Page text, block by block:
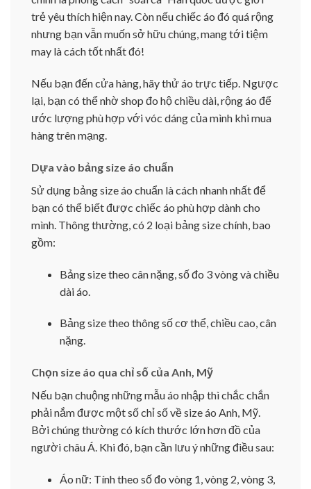
trẻ yêu thích hiện nay. Còn nếu chiếc áo đó quá rộng
nhưng bạn vẫn muốn sở hữu chúng, mang tới tiệm
may là cách tốt nhất đó!
Nếu bạn đến cửa hàng, hãy thử áo trực tiếp. Ngược
lại, bạn có thể nhờ shop đo hộ chiều dài, rộng áo để
ước lượng phù hợp với vóc dáng của mình khi mua
hàng trên mạng.
Dựa vào bảng size áo chuẩn
Sử dụng bảng size áo chuẩn là cách nhanh nhất để
bạn có thể biết được chiếc áo phù hợp dành cho
mình. Thông thường, có 2 loại bảng size chính, bao
gồm:
Bảng size theo cân nặng, số đo 3 vòng và chiều
dài áo.
Bảng size theo thông số cơ thể, chiều cao, cân
nặng.
Chọn size áo qua chỉ số của Anh, Mỹ
Nếu bạn chuộng những mẫu áo nhập thì chắc chắn
phải nắm được một số chỉ số về size áo Anh, Mỹ.
Bởi chúng thường có kích thước lớn hơn đồ của
người châu Á. Khi đó, bạn cần lưu ý những điều sau:
Áo nữ: Tính theo số đo vòng 1, vòng 2, vòng 3,